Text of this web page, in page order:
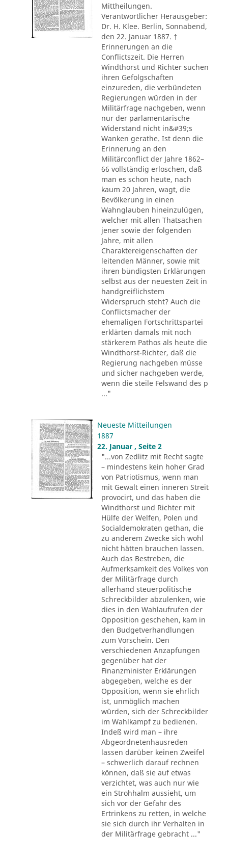
Mittheilungen.
Verantwortlicher Herausgeber:
Dr. H. Klee. Berlin, Sonnabend,
den 22. Januar 1887. †
Erinnerungen an die
Conflictszeit. Die Herren
Windthorst und Richter suchen
ihren Gefolgschaften
einzureden, die verbündeten
Regierungen würden in der
Militärfrage nachgeben, wenn
nur der parlamentarische
Widerstand nicht in&#39;s
Wanken gerathe. Ist denn die
Erinnerung an den
Militärconflict der Jahre 1862–
66 vollständig erloschen, daß
man es schon heute, nach
kaum 20 Jahren, wagt, die
Bevölkerung in einen
Wahnglauben hineinzulügen,
welcher mit allen Thatsachen
jener sowie der folgenden
Jahre, mit allen
Charaktereigenschaften der
leitenden Männer, sowie mit
ihren bündigsten Erklärungen
selbst aus der neuesten Zeit in
handgreiflichstem
Widerspruch steht? Auch die
Conflictsmacher der
ehemaligen Fortschrittspartei
erklärten damals mit noch
stärkerem Pathos als heute die
Windthorst-Richter, daß die
Regierung nachgeben müsse
und sicher nachgeben werde,
wenn die steile Felswand des p
..."
Neueste Mitteilungen
1887
22. Januar , Seite 2
"...von Zedlitz mit Recht sagte
– mindestens kein hoher Grad
von Patriotismus, wenn man
mit Gewalt einen inneren Streit
provocirt, und das haben die
Windthorst und Richter mit
Hülfe der Welfen, Polen und
Socialdemokraten gethan, die
zu anderem Zwecke sich wohl
nicht hätten brauchen lassen.
Auch das Bestreben, die
Aufmerksamkeit des Volkes von
der Militärfrage durch
allerhand steuerpolitische
Schreckbilder abzulenken, wie
dies in den Wahlaufrufen der
Opposition geschehen, kam in
den Budgetverhandlungen
zum Vorschein. Den
verschiedenen Anzapfungen
gegenüber hat der
Finanzminister Erklärungen
abgegeben, welche es der
Opposition, wenn sie ehrlich
ist, unmöglich machen
würden, sich der Schreckbilder
im Wahlkampf zu bedienen.
Indeß wird man – ihre
Abgeordnetenhausreden
lassen darüber keinen Zweifel
– schwerlich darauf rechnen
können, daß sie auf etwas
verzichtet, was auch nur wie
ein Strohhalm aussieht, um
sich vor der Gefahr des
Ertrinkens zu retten, in welche
sie sich durch ihr Verhalten in
der Militärfrage gebracht ..."